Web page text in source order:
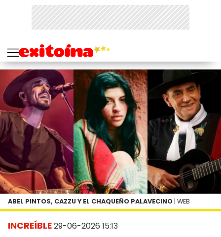
INCREÍBLE29-06-2026 15:13
ABEL PINTOS, CAZZU Y EL CHAQUEÑO PALAVECINO | WEB